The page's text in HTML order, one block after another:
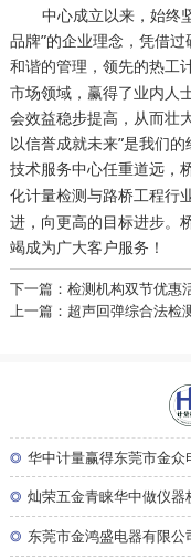
中心成立以来，始终
品牌”的企业理念，凭借
和谐的管理，领先的热工
市场领域，赢得了业内人
会效益稳步提高，从而壮
以信誉成就未来”是我们
技术服务中心任重道远，
化计量检测与路桥工程行
进，向更高的目标进步。
竭成为广大客户服务！
下一篇：检测机构双节优惠
上一篇：超声回弹综合法检
◎ 华中计量赢得东莞市金众
◎ 灿荣五金青睐华中做仪器
◎ 东莞市金鸿盛电器有限